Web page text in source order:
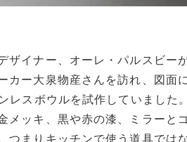
ザイナー、オーレ・パルスビー
カー大泉物産さんを訪れ、図面
レスボウルを試作していました
メッキ、黒や赤の漆、ミラーと
つまりキッチンで使う道具では